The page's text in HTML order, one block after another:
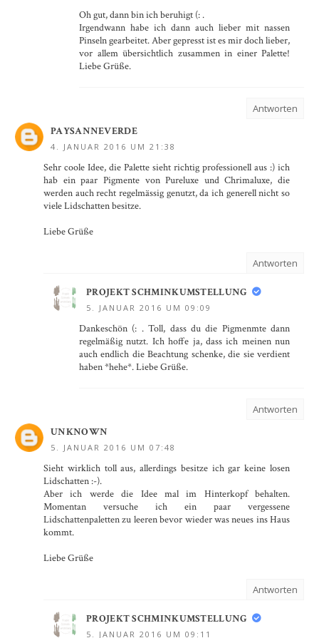
Oh gut, dann bin ich beruhigt (: .
Irgendwann habe ich dann auch lieber mit nassen
Pinseln gearbeitet. Aber gepresst ist es mir doch lieber,
vor allem übersichtlich zusammen in einer Palette!
Liebe Grüße.
Antworten
PAYSANNEVERDE
4. JANUAR 2016 UM 21:38
Sehr coole Idee, die Palette sieht richtig professionell aus :) ich
hab ein paar Pigmente von Pureluxe und Chrimaluxe, die
werden auch recht regelmässig genutzt, da ich generell nicht so
viele Lidschatten besitze.
Liebe Grüße
Antworten
PROJEKT SCHMINKUMSTELLUNG
5. JANUAR 2016 UM 09:09
Dankeschön (: . Toll, dass du die Pigmenmte dann
regelmäßig nutzt. Ich hoffe ja, dass ich meinen nun
auch endlich die Beachtung schenke, die sie verdient
haben *hehe*. Liebe Grüße.
Antworten
UNKNOWN
5. JANUAR 2016 UM 07:48
Sieht wirklich toll aus, allerdings besitze ich gar keine losen
Lidschatten :-).
Aber ich werde die Idee mal im Hinterkopf behalten.
Momentan versuche ich ein paar vergessene
Lidschattenpaletten zu leeren bevor wieder was neues ins Haus
kommt.
Liebe Grüße
Antworten
PROJEKT SCHMINKUMSTELLUNG
5. JANUAR 2016 UM 09:11